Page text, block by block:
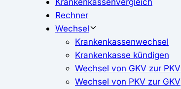
Rechner
Wechsel
Krankenkassenwechsel
Krankenkasse kündigen
Wechsel von GKV zur PKV
Wechsel von PKV zur GKV